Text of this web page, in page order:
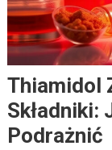
Thiamidol
Składniki:
Podrażnić